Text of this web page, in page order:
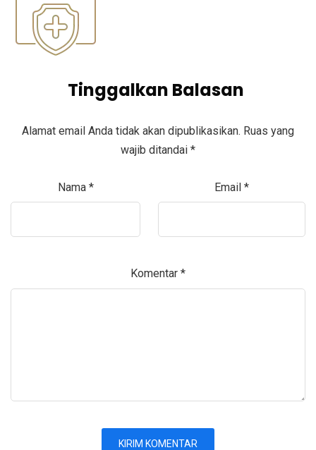
Tinggalkan Balasan
Alamat email Anda tidak akan dipublikasikan. Ruas yang
wajib ditandai *
Nama * Email *
Komentar *